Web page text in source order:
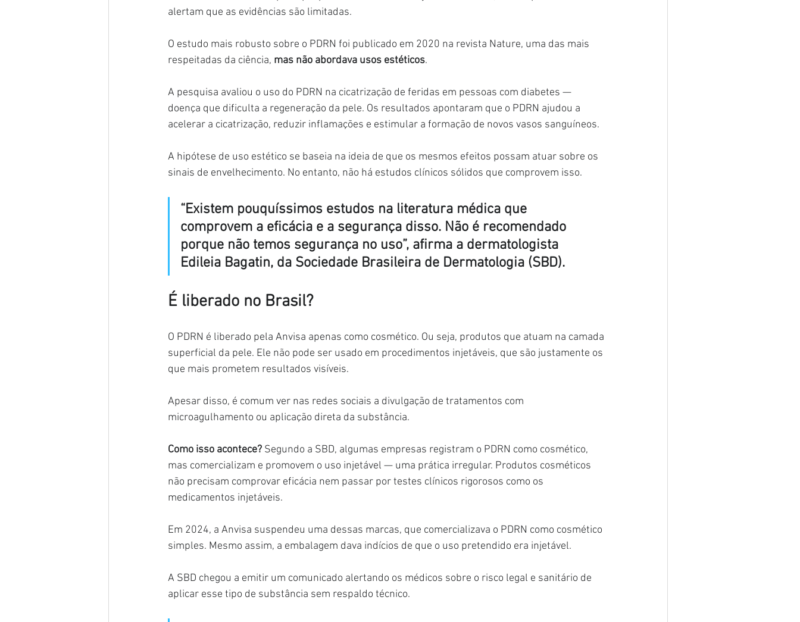
alertam que as evidências são limitadas.
O estudo mais robusto sobre o PDRN foi publicado em 2020 na revista Nature, uma das mais
respeitadas da ciência, mas não abordava usos estéticos.
A pesquisa avaliou o uso do PDRN na cicatrização de feridas em pessoas com diabetes —
doença que dificulta a regeneração da pele. Os resultados apontaram que o PDRN ajudou a
acelerar a cicatrização, reduzir inflamações e estimular a formação de novos vasos sanguíneos.
A hipótese de uso estético se baseia na ideia de que os mesmos efeitos possam atuar sobre os
sinais de envelhecimento. No entanto, não há estudos clínicos sólidos que comprovem isso.
“Existem pouquíssimos estudos na literatura médica que
comprovem a eficácia e a segurança disso. Não é recomendado
porque não temos segurança no uso”, afirma a dermatologista
Edileia Bagatin, da Sociedade Brasileira de Dermatologia (SBD).
É liberado no Brasil?
O PDRN é liberado pela Anvisa apenas como cosmético. Ou seja, produtos que atuam na camada
superficial da pele. Ele não pode ser usado em procedimentos injetáveis, que são justamente os
que mais prometem resultados visíveis.
Apesar disso, é comum ver nas redes sociais a divulgação de tratamentos com
microagulhamento ou aplicação direta da substância.
Como isso acontece? Segundo a SBD, algumas empresas registram o PDRN como cosmético,
mas comercializam e promovem o uso injetável — uma prática irregular. Produtos cosméticos
não precisam comprovar eficácia nem passar por testes clínicos rigorosos como os
medicamentos injetáveis.
Em 2024, a Anvisa suspendeu uma dessas marcas, que comercializava o PDRN como cosmético
simples. Mesmo assim, a embalagem dava indícios de que o uso pretendido era injetável.
A SBD chegou a emitir um comunicado alertando os médicos sobre o risco legal e sanitário de
aplicar esse tipo de substância sem respaldo técnico.